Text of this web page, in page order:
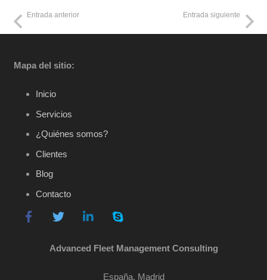
Entrada anterior Entrada siguiente
Mapa del sitio:
Inicio
Servicios
¿Quiénes somos?
Clientes
Blog
Contacto
Advanced Fleet Management Consulting
España, Madrid